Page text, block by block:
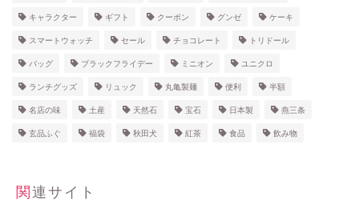
キャラクター ギフト クーポン グンゼ ケーキ
スマートウォッチ セール チョコレート トリドール
バッグ ブラックフライデー ミニオン ユニクロ
ランチグッズ リュック 丸亀製麺 便利 半額
名店の味 土産 天然石 宝石 日本製 燕三条
玄品ふぐ 福袋 秋田犬 紅茶 食品 飲み物
関連サイト